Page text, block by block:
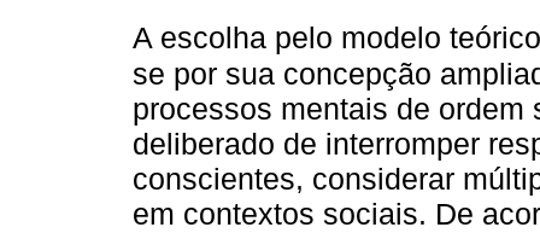
A escolha pelo modelo
se por sua concepção
processos mentais de ordem
deliberado de interromper
conscientes, considerar
em contextos sociais. De